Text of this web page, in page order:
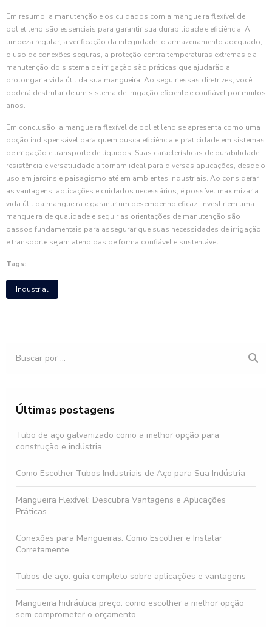
Em resumo, a manutenção e os cuidados com a mangueira flexível de
polietileno são essenciais para garantir sua durabilidade e eficiência. A
limpeza regular, a verificação da integridade, o armazenamento adequado,
o uso de conexões seguras, a proteção contra temperaturas extremas e a
manutenção do sistema de irrigação são práticas que ajudarão a
prolongar a vida útil da sua mangueira. Ao seguir essas diretrizes, você
poderá desfrutar de um sistema de irrigação eficiente e confiável por muitos
anos.
Em conclusão, a mangueira flexível de polietileno se apresenta como uma
opção indispensável para quem busca eficiência e praticidade em sistemas
de irrigação e transporte de líquidos. Suas características de durabilidade,
resistência e versatilidade a tornam ideal para diversas aplicações, desde o
uso em jardins e paisagismo até em ambientes industriais. Ao considerar
as vantagens, aplicações e cuidados necessários, é possível maximizar a
vida útil da mangueira e garantir um desempenho eficaz. Investir em uma
mangueira de qualidade e seguir as orientações de manutenção são
passos fundamentais para assegurar que suas necessidades de irrigação
e transporte sejam atendidas de forma confiável e sustentável.
Tags:
Industrial
Últimas postagens
Tubo de aço galvanizado como a melhor opção para
construção e indústria
Como Escolher Tubos Industriais de Aço para Sua Indústria
Mangueira Flexível: Descubra Vantagens e Aplicações
Práticas
Conexões para Mangueiras: Como Escolher e Instalar
Corretamente
Tubos de aço: guia completo sobre aplicações e vantagens
Mangueira hidráulica preço: como escolher a melhor opção
sem comprometer o orçamento